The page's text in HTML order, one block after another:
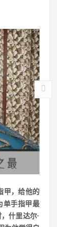
，给他的
单手指甲最
什里达尔·